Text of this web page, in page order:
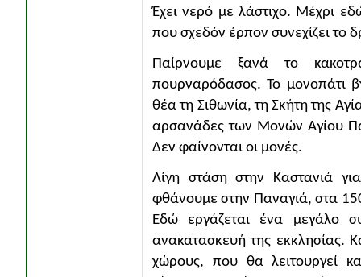
Έχει νερό με λάστιχο. Μέχρι
που σχεδόν έρπον συνεχίζει το
Παίρνουμε ξανά το
πουρναρόδασος. Το μονοπάτι
θέα τη Σιθωνία, τη Σκήτη της
αρσανάδες των Μονών Αγίου
Δεν φαίνονται οι μονές.
Λίγη στάση στην Καστανιά
φθάνουμε στην Παναγιά, στα
Εδώ εργάζεται ένα μεγάλο
ανακατασκευή της εκκλησίας.
χώρους, που θα λειτουργεί